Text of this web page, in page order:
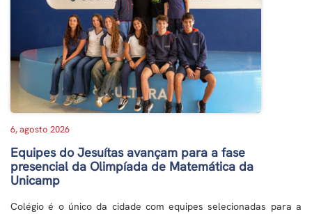
6, agosto 2026
Equipes do Jesuítas avançam para a fase
presencial da Olimpíada de Matemática da
Unicamp
Colégio é o único da cidade com equipes selecionadas para a